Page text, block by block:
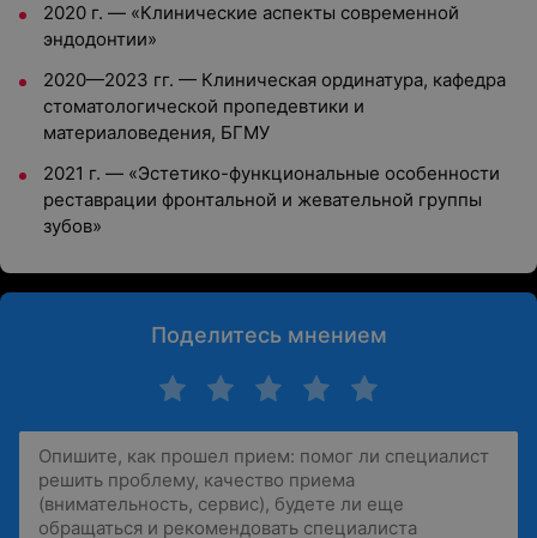
2020 г. — «Клинические аспекты современной
эндодонтии»
2020—2023 гг. — Клиническая ординатура, кафедра
стоматологической пропедевтики и
материаловедения, БГМУ
2021 г. — «Эстетико-функциональные особенности
реставрации фронтальной и жевательной группы
зубов»
Поделитесь мнением